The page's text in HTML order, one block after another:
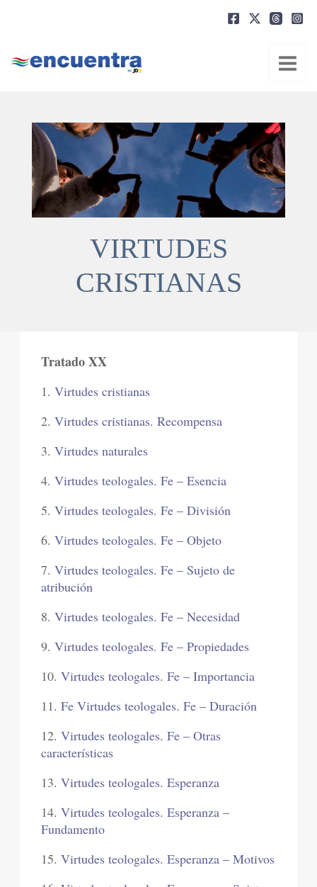
VIRTUDES
CRISTIANAS
Tratado XX
1.Virtudes cristianas
2.Virtudes cristianas. Recompensa
3.Virtudes naturales
4.Virtudes teologales. Fe – Esencia
5.Virtudes teologales. Fe – División
6.Virtudes teologales. Fe – Objeto
7.Virtudes teologales. Fe – Sujeto de
atribución
8.Virtudes teologales. Fe – Necesidad
9.Virtudes teologales. Fe – Propiedades
10.Virtudes teologales. Fe – Importancia
11.Fe Virtudes teologales. Fe – Duración
12.Virtudes teologales. Fe – Otras
características
13.Virtudes teologales. Esperanza
14.Virtudes teologales. Esperanza –
Fundamento
15.Virtudes teologales. Esperanza – Motivos